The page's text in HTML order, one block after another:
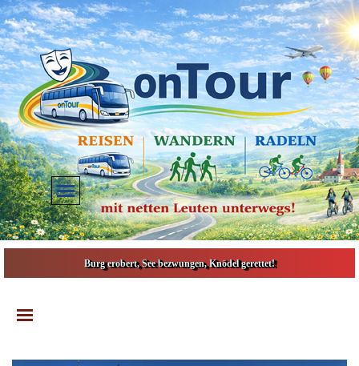
Direkt zum Seiteninhalt
Menü überspringen
Burg erobert, See bezwungen, Knödel gerettet!